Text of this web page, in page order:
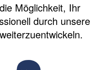
Möglichkeit, Ihr
durch unsere